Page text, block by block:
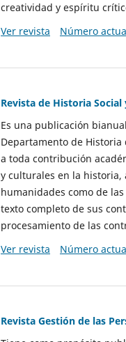
creatividad y espíritu
Ver revista
Número
Revista de Historia
Es una publicación
Departamento de Historia
a toda contribución
y culturales en la
humanidades como de
texto completo de sus
procesamiento de las
Ver revista
Número
Revista Gestión de las